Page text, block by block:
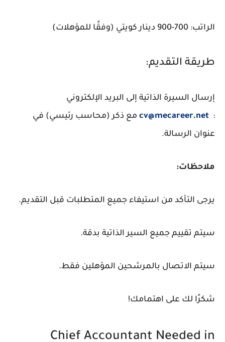
الراتب: 700-900 دينار كويتي (وفقًا للمؤهلات)
طريقة التقديم:
إرسال السيرة الذاتية إلى البريد الإلكتروني
:
cv@mecareer.net مع ذكر (محاسب رئيسي) في
عنوان الرسالة.
ملاحظات:
يرجى التأكد من استيفاء جميع المتطلبات قبل التقديم.
سيتم تقييم جميع السير الذاتية بدقة.
سيتم الاتصال بالمرشحين المؤهلين فقط.
شكرًا لك على اهتمامك!
Chief Accountant Needed in